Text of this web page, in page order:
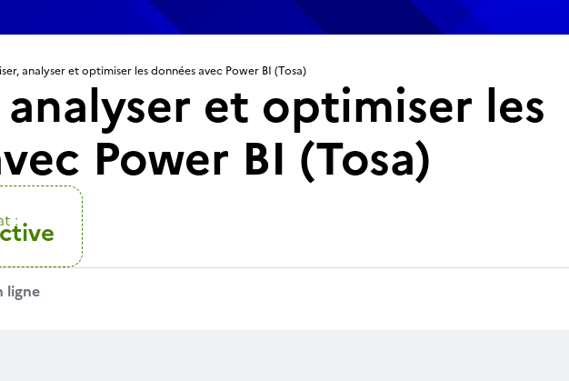
analyser et optimiser les données avec Power BI (Tosa)
et optimiser les
Power BI (Tosa)
:
ligne